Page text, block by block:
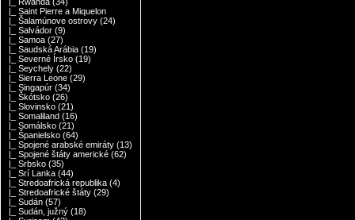
|_ Saint Pierre a Miquelon
|_ Šalamúnove ostrovy (24)
|_ Salvádor (9)
|_ Samoa (27)
|_ Saudská Arábia (19)
|_ Severné Írsko (19)
|_ Seychely (22)
|_ Sierra Leone (29)
|_ Singapúr (34)
|_ Škótsko (26)
|_ Slovinsko (21)
|_ Somaliland (16)
|_ Somálsko (21)
|_ Španielsko (64)
|_ Spojené arabské emiráty (13)
|_ Spojené štáty americké (62)
|_ Srbsko (35)
|_ Srí Lanka (44)
|_ Stredoafrická republika (4)
|_ Stredoafrické štáty (29)
|_ Sudán (57)
|_ Sudán, južný (18)